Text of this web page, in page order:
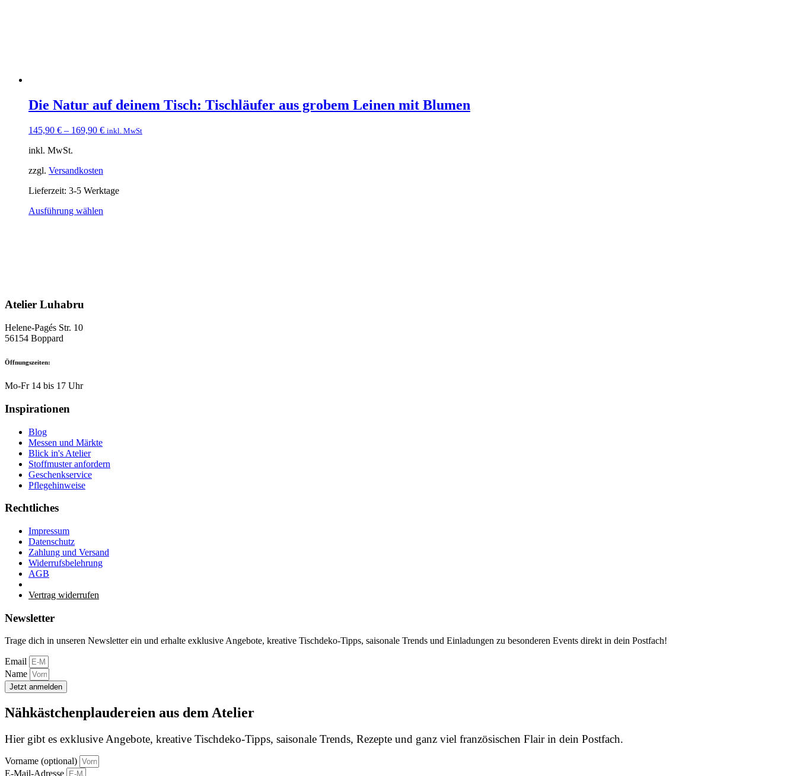
Die Natur auf deinem Tisch: Tischläufer aus grobem Leinen mit Blumen
145,90 € – 169,90 € inkl. MwSt
inkl. MwSt.
zzgl. Versandkosten
Lieferzeit: 3-5 Werktage
Ausführung wählen
Atelier Luhabru
Helene-Pagés Str. 10
56154 Boppard
Öffnungszeiten:
Mo-Fr 14 bis 17 Uhr
Inspirationen
Blog
Messen und Märkte
Blick in's Atelier
Stoffmuster anfordern
Geschenkservice
Pflegehinweise
Rechtliches
Impressum
Datenschutz
Zahlung und Versand
Widerrufsbelehrung
AGB
Vertrag widerrufen
Newsletter
Trage dich in unseren Newsletter ein und erhalte exklusive Angebote, kreative Tischdeko-Tipps, saisonale Trends und Einladungen zu besonderen Events direkt in dein Postfach!
Email
Name
Jetzt anmelden
Nähkästchenplaudereien aus dem Atelier
Hier gibt es exklusive Angebote, kreative Tischdeko-Tipps, saisonale Trends, Rezepte und ganz viel französischen Flair in dein Postfach.
Vorname (optional)
E-Mail-Adresse